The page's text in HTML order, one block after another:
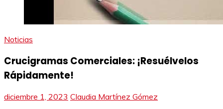
Noticias
Crucigramas Comerciales: ¡Resuélvelos
Rápidamente!
diciembre 1, 2023 Claudia Martínez Gómez